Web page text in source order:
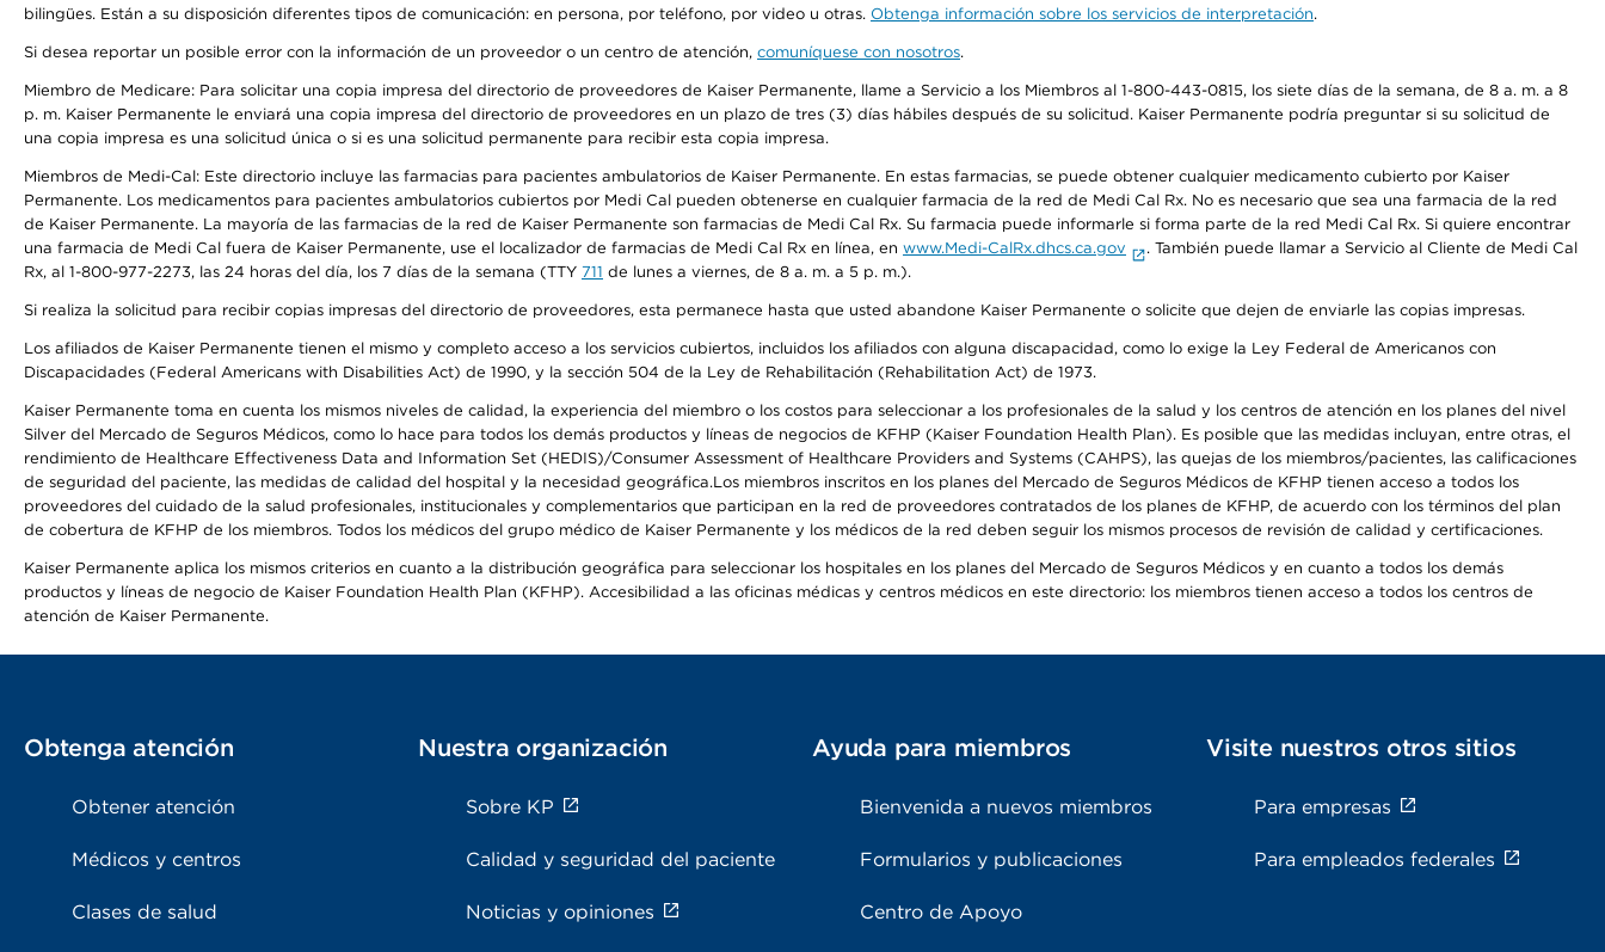
bilingües. Están a su disposición diferentes tipos de comunicación: en persona, por teléfono, por video u otras. Obtenga información sobre los servicios de interpretación.
Si desea reportar un posible error con la información de un proveedor o un centro de atención, comuníquese con nosotros.
Miembro de Medicare: Para solicitar una copia impresa del directorio de proveedores de Kaiser Permanente, llame a Servicio a los Miembros al 1-800-443-0815, los siete días de la semana, de 8 a. m. a 8
p. m. Kaiser Permanente le enviará una copia impresa del directorio de proveedores en un plazo de tres (3) días hábiles después de su solicitud. Kaiser Permanente podría preguntar si su solicitud de
una copia impresa es una solicitud única o si es una solicitud permanente para recibir esta copia impresa.
Miembros de Medi-Cal: Este directorio incluye las farmacias para pacientes ambulatorios de Kaiser Permanente. En estas farmacias, se puede obtener cualquier medicamento cubierto por Kaiser
Permanente. Los medicamentos para pacientes ambulatorios cubiertos por Medi Cal pueden obtenerse en cualquier farmacia de la red de Medi Cal Rx. No es necesario que sea una farmacia de la red
de Kaiser Permanente. La mayoría de las farmacias de la red de Kaiser Permanente son farmacias de Medi Cal Rx. Su farmacia puede informarle si forma parte de la red Medi Cal Rx. Si quiere encontrar
una farmacia de Medi Cal fuera de Kaiser Permanente, use el localizador de farmacias de Medi Cal Rx en línea, en www.Medi-CalRx.dhcs.ca.gov
. También puede llamar a Servicio al Cliente de Medi Cal
Rx, al 1-800-977-2273, las 24 horas del día, los 7 días de la semana (TTY 711 de lunes a viernes, de 8 a. m. a 5 p. m.).
Si realiza la solicitud para recibir copias impresas del directorio de proveedores, esta permanece hasta que usted abandone Kaiser Permanente o solicite que dejen de enviarle las copias impresas.
Los afiliados de Kaiser Permanente tienen el mismo y completo acceso a los servicios cubiertos, incluidos los afiliados con alguna discapacidad, como lo exige la Ley Federal de Americanos con
Discapacidades (Federal Americans with Disabilities Act) de 1990, y la sección 504 de la Ley de Rehabilitación (Rehabilitation Act) de 1973.
Kaiser Permanente toma en cuenta los mismos niveles de calidad, la experiencia del miembro o los costos para seleccionar a los profesionales de la salud y los centros de atención en los planes del nivel
Silver del Mercado de Seguros Médicos, como lo hace para todos los demás productos y líneas de negocios de KFHP (Kaiser Foundation Health Plan). Es posible que las medidas incluyan, entre otras, el
rendimiento de Healthcare Effectiveness Data and Information Set (HEDIS)/Consumer Assessment of Healthcare Providers and Systems (CAHPS), las quejas de los miembros/pacientes, las calificaciones
de seguridad del paciente, las medidas de calidad del hospital y la necesidad geográfica.Los miembros inscritos en los planes del Mercado de Seguros Médicos de KFHP tienen acceso a todos los
proveedores del cuidado de la salud profesionales, institucionales y complementarios que participan en la red de proveedores contratados de los planes de KFHP, de acuerdo con los términos del plan
de cobertura de KFHP de los miembros. Todos los médicos del grupo médico de Kaiser Permanente y los médicos de la red deben seguir los mismos procesos de revisión de calidad y certificaciones.
Kaiser Permanente aplica los mismos criterios en cuanto a la distribución geográfica para seleccionar los hospitales en los planes del Mercado de Seguros Médicos y en cuanto a todos los demás
productos y líneas de negocio de Kaiser Foundation Health Plan (KFHP). Accesibilidad a las oficinas médicas y centros médicos en este directorio: los miembros tienen acceso a todos los centros de
atención de Kaiser Permanente.
Obtenga atención
Obtener atención
Médicos y centros
Clases de salud
Nuestra organización
Sobre KP
Calidad y seguridad del paciente
Noticias y opiniones
Ayuda para miembros
Bienvenida a nuevos miembros
Formularios y publicaciones
Centro de Apoyo
Visite nuestros otros sitios
Para empresas
Para empleados federales